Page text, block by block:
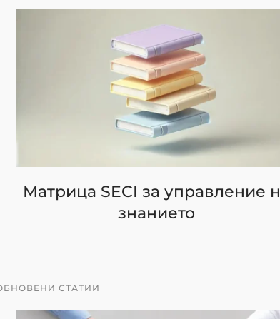
Матрица SECI за управление
знанието
СТАТИИ